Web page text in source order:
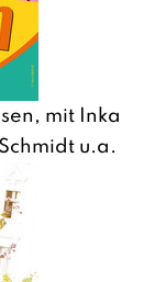
mit Inka
u.a.